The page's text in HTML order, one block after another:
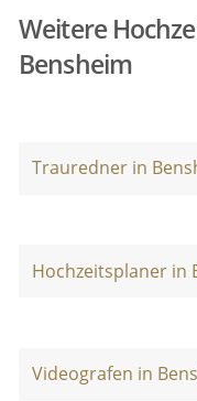
Weitere
Bensheim
Trauredner in
Hochzeitsplaner in
Videografen in